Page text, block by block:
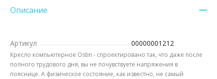
Описание
Артикул 00000001212
Кресло компьютерное Ostin - спроектировано так, что даже после
полного трудового дня, вы не почувствуете напряжения в
пояснице. А физическое состояние, как известно, не самый